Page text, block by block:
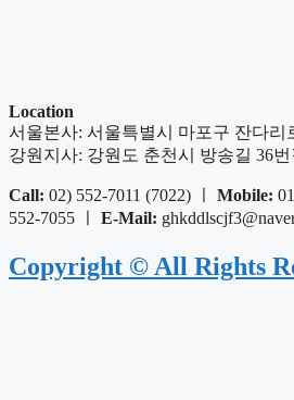
Location
서울본사: 서울특별시 마포구 잔다리
강원지사: 강원도 춘천시 방송길 36번
Call: 02) 552-7011 (7022) ㅣ Mobile:
552-7055 ㅣ E-Mail:
Copyright © All Rights